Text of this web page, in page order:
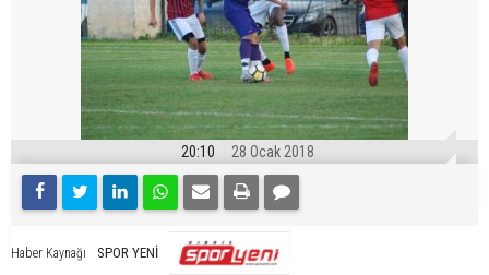
20:10 28 Ocak 2018
Haber Kaynağı SPOR YENİ